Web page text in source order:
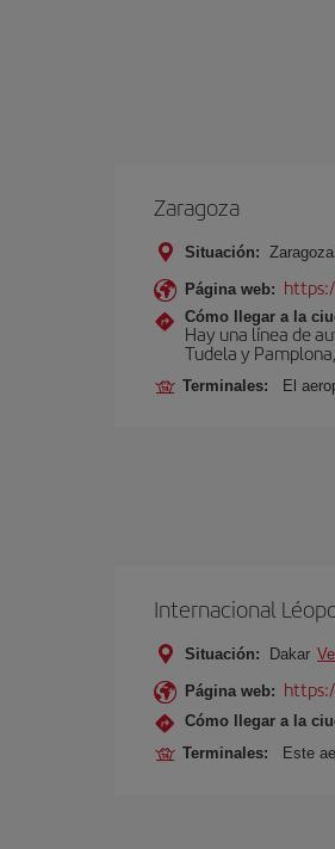
Zaragoza
Situación: Zaragoza
Página web:
Cómo llegar a la
Hay una línea de
Tudela y
Terminales: El
Internacional
Situación: Dakar
Página web:
Cómo llegar a la
Terminales: Este